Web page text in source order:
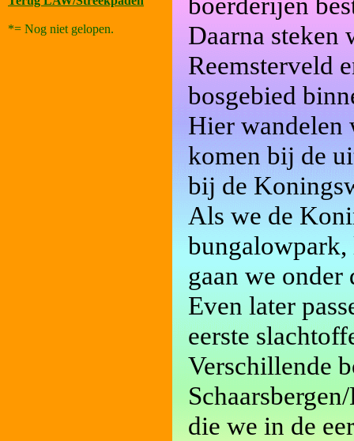
*= Nog niet gelopen.
Daarna steken
Reemsterveld
bosgebied
Hier wandelen
komen bij de
bij de
Als we de
bungalowpark,
gaan we
Even later
eerste
Verschillende
die we in de